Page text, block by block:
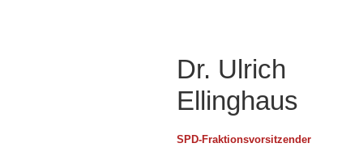
Dr. Ulrich
Ellinghaus
SPD-Fraktionsvorsitzender